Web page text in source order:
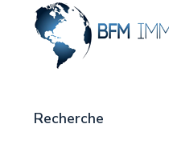
Recherche